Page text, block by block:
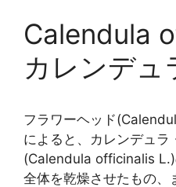
Calendula
カレンデュ
フラワーヘッド
によると、カレンデュラ
(Calendula officinalis
全体を乾燥させたもの、